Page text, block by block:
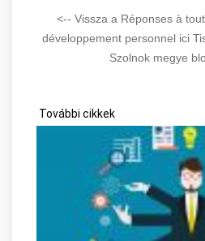
<-- Vissza a Réponses à
développement personnel ici
Szolnok megye
További cikkek